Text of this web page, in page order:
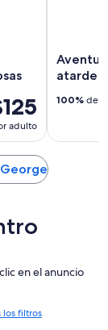
adulto
100% de
en el anuncio
los filtros